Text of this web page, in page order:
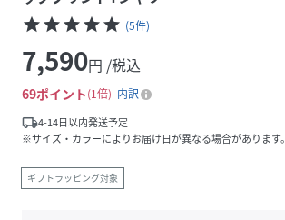
starstarstarstarstar (5件)
7,590円 /税込
69ポイント 1倍
内訳
local_shipping4-14日以内発送予定
※サイズ・カラーによりお届け日が異なる場合があります。
ギフトラッピング対象